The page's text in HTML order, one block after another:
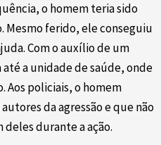
o homem teria sido
Mesmo ferido, ele conseguiu
Com o auxílio de um
a unidade de saúde, onde
policiais, o homem
da agressão e que não
durante a ação.